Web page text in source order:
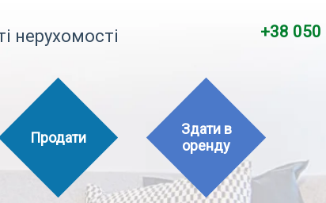
+38 050
нерухомості
Продати
Здати в
оренду